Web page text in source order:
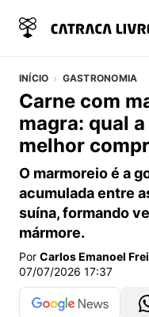
INÍCIO GASTRONOMIA
Carne com
magra: qual
melhor
O marmoreio é a
acumulada entre
suína, formando
mármore.
Por Carlos Emanoel
07/07/2026 17:37